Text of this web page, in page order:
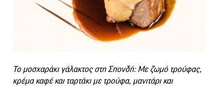
Το μοσχαράκι γάλακτος στη Σπονδή: Με ζωμό τρούφας,
κρέμα καφέ και ταρτάκι με τρούφα, μανιτάρι και